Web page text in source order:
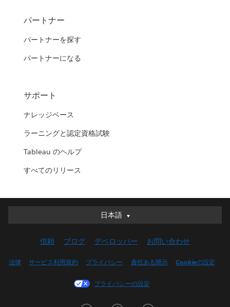
パートナー
パートナーを探す
パートナーになる
サポート
ナレッジベース
ラーニングと認定資格試験
Tableau のヘルプ
すべてのリリース
日本語
日本語
English (UK)
Français (Canada)
信頼 ブログ デベロッパー お問い合わせ
法律 サービス利用規約 プライバシー 責任ある開示 Cookieの設定
プライバシーの設定